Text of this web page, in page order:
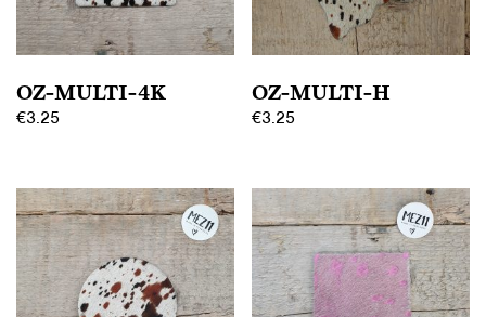
OZ-MULTI-4K
€3.25
OZ-MULTI-H
€3.25